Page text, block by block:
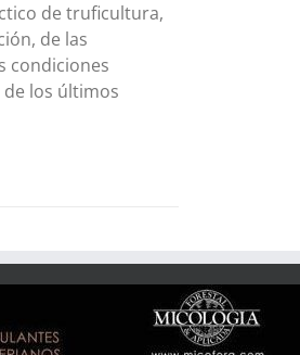
de truficultura,
de las
condiciones
los últimos